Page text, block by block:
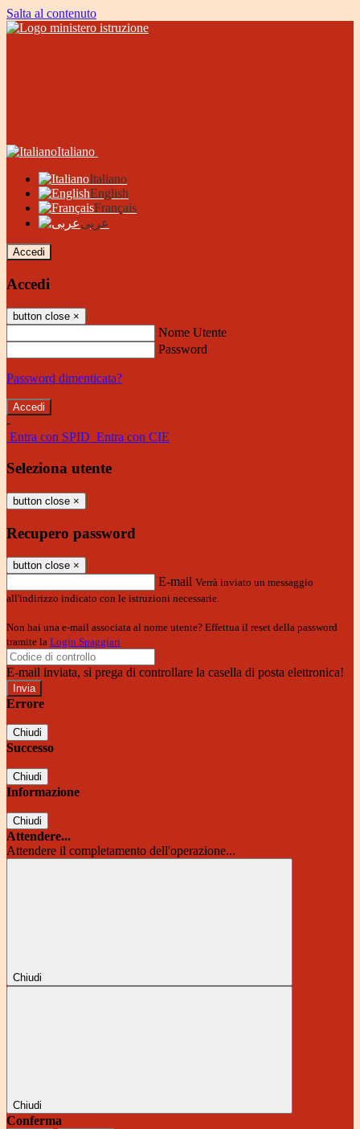
Salta al contenuto
Italiano
Italiano
English
Français
عربى
Accedi
Accedi
button close ×
Nome Utente
Password
Password dimenticata?
-
Entra con SPID Entra con CIE
Seleziona utente
button close ×
Recupero password
button close ×
E-mail Verrà inviato un messaggio
all'indirizzo indicato con le istruzioni necessarie.
Non hai una e-mail associata al nome utente? Effettua il reset della password
tramite la Login Spaggiari
E-mail inviata, si prega di controllare la casella di posta elettronica!
Errore
Chiudi
Successo
Chiudi
Informazione
Chiudi
Attendere...
Attendere il completamento dell'operazione...
Chiudi
Chiudi
Conferma